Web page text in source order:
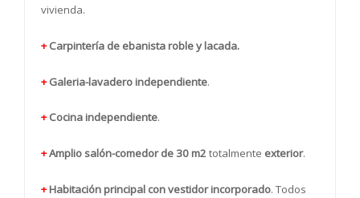
vivienda.
+ Carpintería de ebanista roble y lacada.
+ Galeria-lavadero independiente.
+ Cocina independiente.
+Amplio salón-comedor de 30 m2 totalmente exterior.
+Habitación principal con vestidor incorporado. Todos